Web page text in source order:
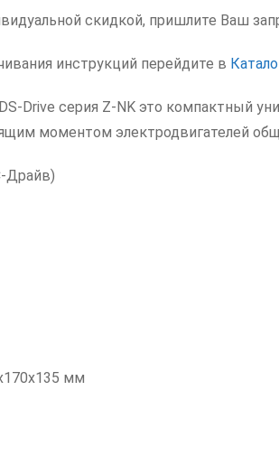
скидкой, пришлите Ваш
инструкций перейдите в
Drive серия Z-NK это компактный
моментом электродвигателей
Драйв)
мм